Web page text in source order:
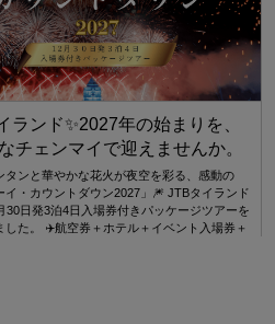
ランド✨2027年の始まりを、
チェンマイで迎えませんか。
タンと華やかな花火が夜空を彩る、感動の
イ・カウントダウン2027」🎆 JTBタイランド
30日発3泊4日入場券付きパッケージツアーを
した。 ✈️航空券＋ホテル＋イベント入場券＋